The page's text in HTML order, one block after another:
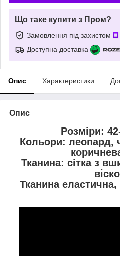
Що таке купити з Пром?
Замовлення під захистом
Доступна доставка
Опис Характеристики
Опис
Розміри:
Кольори: леопард,
Тканина: сітка з
Тканина